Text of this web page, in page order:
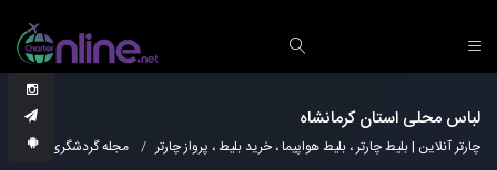
لباس محلی استان کرمانشاه
چارتر آنلاین | بلیط چارتر ، بلیط هواپیما ، خرید بلیط ، پرواز چارتر مجله گردشگری